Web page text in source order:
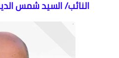
النائب/ السيد شمس